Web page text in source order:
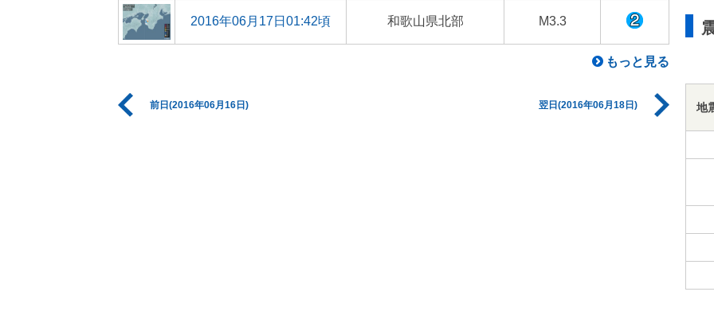
2016年06月17日01:42頃 和歌山県北部 M3.3
もっと見る
前日(2016年06月16日) 翌日(2016年06月18日) 地